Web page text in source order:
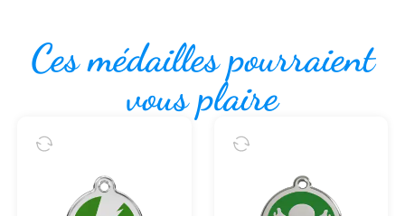
Ces médailles pourraient
vous plaire